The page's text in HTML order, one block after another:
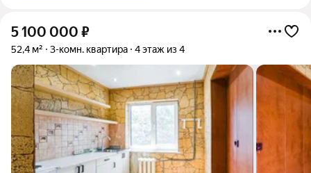
5 100 000 ₽
52,4 м² 3-комн. квартира 4 этаж из 4